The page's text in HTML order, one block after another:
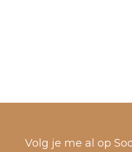
Volg je me al op